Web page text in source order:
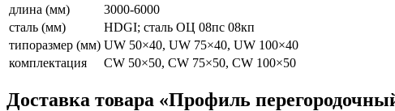
длина (мм)
3000-6000
сталь (мм)
HDGI; сталь ОЦ 08пс 08кп
типоразмер (мм) UW 50×40, UW 75×40, UW 100×40
комплектация
CW 50×50, CW 75×50, CW 100×50
Доставка товара «Профиль